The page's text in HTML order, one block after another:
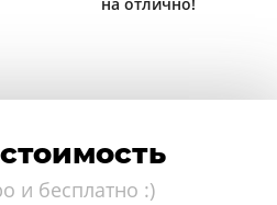
и бесплатно :)